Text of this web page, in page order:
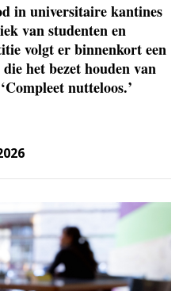
in universitaire kantines
van studenten en
volgt er binnenkort een
het bezet houden van
nutteloos.’